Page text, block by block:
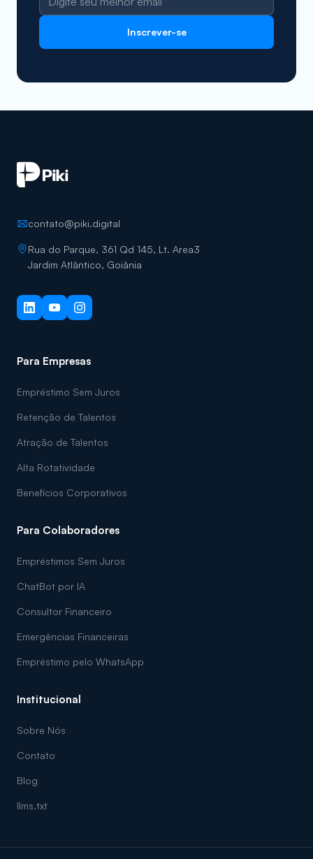
Inscrever-se
contato@piki.digital
Rua do Parque, 361 Qd 145, Lt. Area3
Jardim Atlântico, Goiânia
Para Empresas
Empréstimo Sem Juros
Retenção de Talentos
Atração de Talentos
Alta Rotatividade
Benefícios Corporativos
Para Colaboradores
Empréstimos Sem Juros
ChatBot por IA
Consultor Financeiro
Emergências Financeiras
Empréstimo pelo WhatsApp
Institucional
Sobre Nós
Contato
Blog
llms.txt